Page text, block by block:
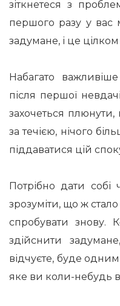
зіткнетеся з
першого разу у вас
задумане, і це
Набагато
після першої
захочеться
за течією, нічого
піддаватися цій
Потрібно дати собі
зрозуміти, що ж
спробувати знову.
здійснити
відчуєте, буде
яке ви коли-небудь